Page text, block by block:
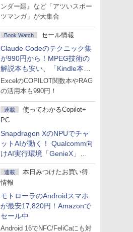
ンダー廻』など「アツいスポー
ツマンガ」が大集合
Book Watch セール情報
Claude Codeのテクニック集
が990円から！MPEG技術の
解説本も安い、「Kindle本サ
マーセール」第2弾開始！
ExcelのCOPILOT関数本やRAG
の活用本も990円！
連載
使ってわかるCopilot+
PC
Snapdragon XのNPUでチャ
ットAIが動く！ Qualcomm向
けAI実行環境「GenieX」を
試してみた
連載
本日みつけたお買い得
情報
モトローラのAndroidスマホ
が最安17,820円！Amazonで
セール中
Android 16でNFC/FeliCaにも対